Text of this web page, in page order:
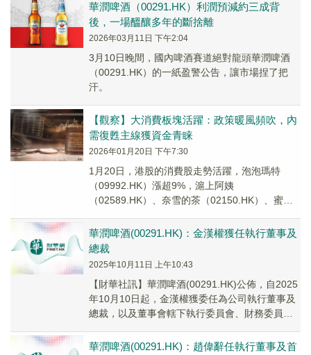
華潤啤酒（00291.HK）利潤預減約三成背
後，一場醞釀多年的斷捨離
2026年03月11日 下午2:04
3月10日晚間，國內啤酒賽道絕對龍頭華潤啤酒
（00291.HK）的一紙盈警公告，讓市場捏了把
汗。
【觀察】大消費板塊活躍：政策暖風頻吹，內
需復甦主線獲資金青睐
2026年01月20日 下午7:30
1月20日，港股的消費股走勢活躍，泡泡瑪特
（09992.HK）漲超9%，滬上阿姨
（02589.HK）、奈雪的茶（02150.HK）、蜜雪
華潤啤酒(00291.HK)：金漢權獲任執行董事及
總裁
2025年10月11日 上午10:43
【財華社訊】華潤啤酒(00291.HK)公佈，自2025
年10月10日起，金漢權獲委任為公司執行董事及
總裁，以及董事會轄下執行委員會、財務委員會
華潤啤酒(00291.HK)：趙偉辭任執行董事及首